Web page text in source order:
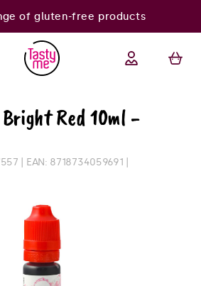
of gluten-free products
Red 10ml -
EAN: 8718734059691